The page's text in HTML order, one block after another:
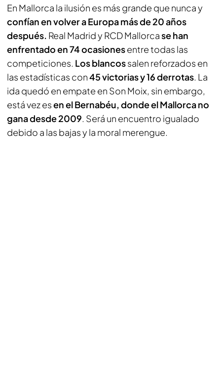
En Mallorca la ilusión es más grande que nunca y
confían en volver a Europa más de 20 años
después. Real Madrid y RCD Mallorcase han
enfrentado en 74 ocasionesentre todas las
competiciones. Los blancossalen reforzados en
las estadísticas con45 victorias y 16 derrotas. La
ida quedó en empate en Son Moix, sin embargo,
está vez esen el Bernabéu, donde el Mallorca no
gana desde 2009. Será un encuentro igualado
debido a las bajas y la moral merengue.